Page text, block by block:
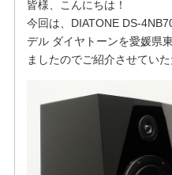
皆様、こんにちは！
今回は、DIATONE DS-
デル ダイヤトーンを愛媛県
ましたのでご紹介させていた